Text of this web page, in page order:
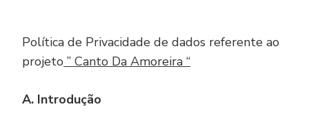
Política de Privacidade de dados referente ao
projeto ” Canto Da Amoreira “
A. Introdução